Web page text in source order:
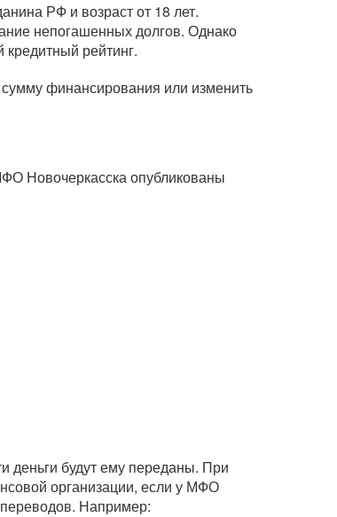
РФ и возраст от 18 лет.
непогашенных долгов. Однако
рейтинг.
финансирования или изменить
Новочеркасска опубликованы
деньги будут ему переданы. При
организации, если у МФО
Например: